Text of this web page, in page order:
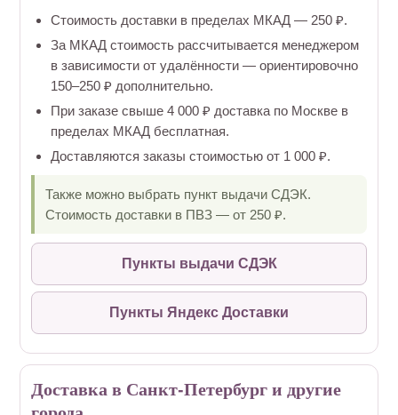
Стоимость доставки в пределах МКАД — 250 ₽.
За МКАД стоимость рассчитывается менеджером
в зависимости от удалённости — ориентировочно
150–250 ₽ дополнительно.
При заказе свыше 4 000 ₽ доставка по Москве в
пределах МКАД бесплатная.
Доставляются заказы стоимостью от 1 000 ₽.
Также можно выбрать пункт выдачи СДЭК.
Стоимость доставки в ПВЗ — от 250 ₽.
Пункты выдачи СДЭК
Пункты Яндекс Доставки
Доставка в Санкт-Петербург и другие